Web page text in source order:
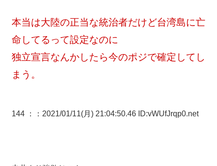
本当は大陸の正当な統治者だけど台湾島に亡
命してるって設定なのに
独立宣言なんかしたら今のポジで確定してし
まう。
144 ： ：2021/01/11(月) 21:04:50.46 ID:vWUfJrqp0.net